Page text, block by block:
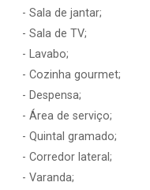
- Sala de jantar;
- Sala de TV;
- Lavabo;
- Cozinha gourmet;
- Despensa;
- Área de serviço;
- Quintal gramado;
- Corredor lateral;
- Varanda;